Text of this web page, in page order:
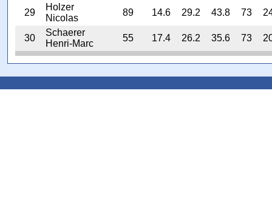
29
Holzer
Nicolas
89 14.6 29.2 43.8 73
30
Schaerer
Henri-Marc
55 17.4 26.2 35.6 73